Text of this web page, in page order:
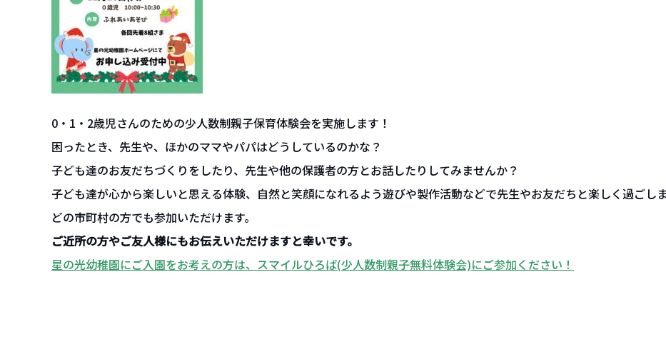
入園のご案内
入園案内
入園希望の皆様へ
よくあるご質問
保護者の声
カンガルールーム保育園入園案内
作品紹介
在園児専用
0・1・2歳児さんのための少人数制親子保育体験会を実施します！
困ったとき、先生や、ほかのママやパパはどうしているのかな？
子ども達のお友だちづくりをしたり、先生や他の保護者の方とお話したりしてみませんか？
子ども達が心から楽しいと思える体験、自然と笑顔になれるよう遊びや製作活動などで先生やお友だちと楽しく過ごしま
どの市町村の方でも参加いただけます。
ご近所の方やご友人様にもお伝えいただけますと幸いです。
星の光幼稚園にご入園をお考えの方は、スマイルひろば(少人数制親子無料体験会)にご参加ください！